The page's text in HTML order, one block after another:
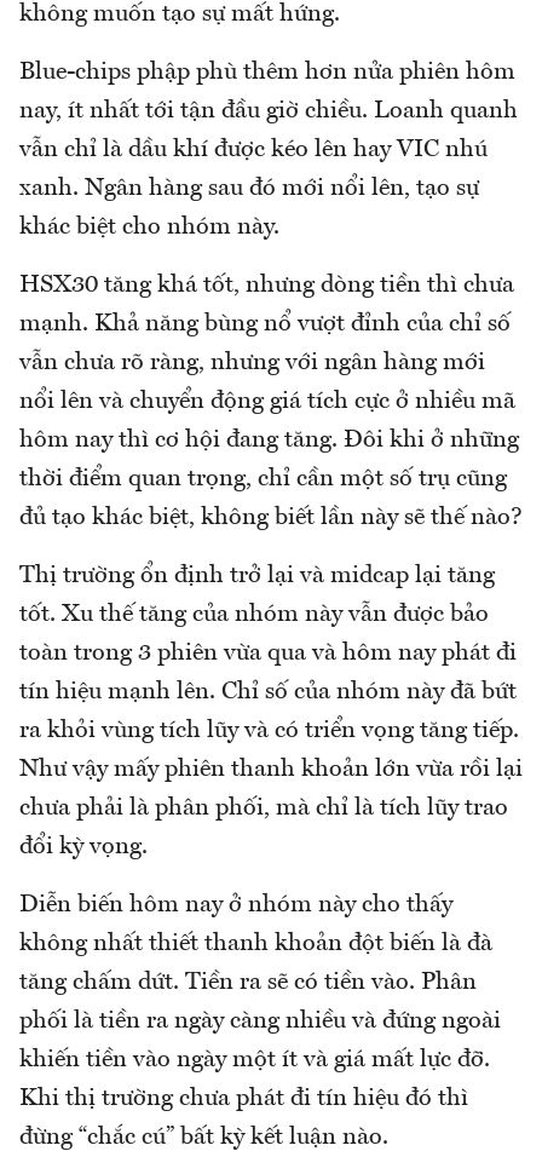
không muốn tạo sự mất hứng.
Blue-chips phập phù thêm hơn nửa phiên hôm
nay, ít nhất tới tận đầu giờ chiều. Loanh quanh
vẫn chỉ là dầu khí được kéo lên hay VIC nhú
xanh. Ngân hàng sau đó mới nổi lên, tạo sự
khác biệt cho nhóm này.
HSX30 tăng khá tốt, nhưng dòng tiền thì chưa
mạnh. Khả năng bùng nổ vượt đỉnh của chỉ số
vẫn chưa rõ ràng, nhưng với ngân hàng mới
nổi lên và chuyển động giá tích cực ở nhiều mã
hôm nay thì cơ hội đang tăng. Đôi khi ở những
thời điểm quan trọng, chỉ cần một số trụ cũng
đủ tạo khác biệt, không biết lần này sẽ thế nào?
Thị trường ổn định trở lại và midcap lại tăng
tốt. Xu thế tăng của nhóm này vẫn được bảo
toàn trong 3 phiên vừa qua và hôm nay phát đi
tín hiệu mạnh lên. Chỉ số của nhóm này đã bứt
ra khỏi vùng tích lũy và có triển vọng tăng tiếp.
Như vậy mấy phiên thanh khoản lớn vừa rồi lại
chưa phải là phân phối, mà chỉ là tích lũy trao
đổi kỳ vọng.
Diễn biến hôm nay ở nhóm này cho thấy
không nhất thiết thanh khoản đột biến là đà
tăng chấm dứt. Tiền ra sẽ có tiền vào. Phân
phối là tiền ra ngày càng nhiều và đứng ngoài
khiến tiền vào ngày một ít và giá mất lực đỡ.
Khi thị trường chưa phát đi tín hiệu đó thì
đừng “chắc cú” bất kỳ kết luận nào.